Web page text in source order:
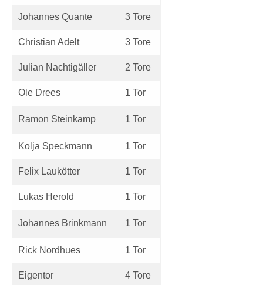
Johannes Quante 3 Tore
Christian Adelt 3 Tore
Julian Nachtigäller 2 Tore
Ole Drees 1 Tor
Ramon Steinkamp 1 Tor
Kolja Speckmann 1 Tor
Felix Laukötter 1 Tor
Lukas Herold 1 Tor
Johannes Brinkmann 1 Tor
Rick Nordhues 1 Tor
Eigentor 4 Tore